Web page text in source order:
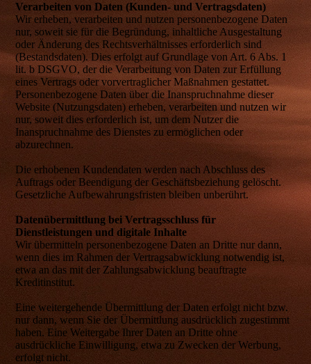
Verarbeiten von Daten (Kunden- und Vertragsdaten)
Wir erheben, verarbeiten und nutzen personenbezogene Daten
nur, soweit sie für die Begründung, inhaltliche Ausgestaltung
oder Änderung des Rechtsverhältnisses erforderlich sind
(Bestandsdaten). Dies erfolgt auf Grundlage von Art. 6 Abs. 1
lit. b DSGVO, der die Verarbeitung von Daten zur Erfüllung
eines Vertrags oder vorvertraglicher Maßnahmen gestattet.
Personenbezogene Daten über die Inanspruchnahme dieser
Website (Nutzungsdaten) erheben, verarbeiten und nutzen wir
nur, soweit dies erforderlich ist, um dem Nutzer die
Inanspruchnahme des Dienstes zu ermöglichen oder
abzurechnen.
Die erhobenen Kundendaten werden nach Abschluss des
Auftrags oder Beendigung der Geschäftsbeziehung gelöscht.
Gesetzliche Aufbewahrungsfristen bleiben unberührt.
Datenübermittlung bei Vertragsschluss für
Dienstleistungen und digitale Inhalte
Wir übermitteln personenbezogene Daten an Dritte nur dann,
wenn dies im Rahmen der Vertragsabwicklung notwendig ist,
etwa an das mit der Zahlungsabwicklung beauftragte
Kreditinstitut.
Eine weitergehende Übermittlung der Daten erfolgt nicht bzw.
nur dann, wenn Sie der Übermittlung ausdrücklich zugestimmt
haben. Eine Weitergabe Ihrer Daten an Dritte ohne
ausdrückliche Einwilligung, etwa zu Zwecken der Werbung,
erfolgt nicht.